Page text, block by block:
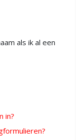
als ik al een
in?